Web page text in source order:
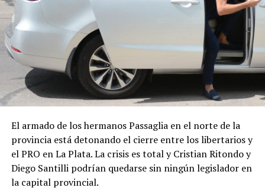
El armado de los hermanos Passaglia en el norte de la
provincia está detonando el cierre entre los libertarios y
el PRO en La Plata. La crisis es total y Cristian Ritondo y
Diego Santilli podrían quedarse sin ningún legislador en
la capital provincial.